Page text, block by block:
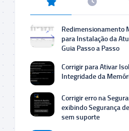
Redimensionamento
para Instalação da
Guia Passo a Passo
Corrigir para Ativar
Integridade da
Corrigir erro na
exibindo Segurança
sem suporte